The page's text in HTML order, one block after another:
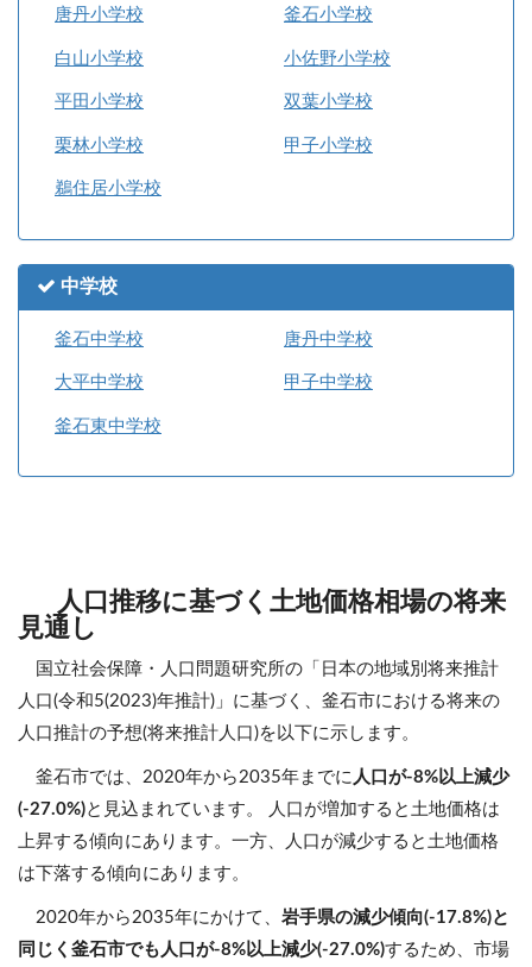
唐丹小学校 釜石小学校
白山小学校 小佐野小学校
平田小学校 双葉小学校
栗林小学校 甲子小学校
鵜住居小学校
中学校
釜石中学校 唐丹中学校
大平中学校 甲子中学校
釜石東中学校
人口推移に基づく土地価格相場の将来
見通し
国立社会保障・人口問題研究所の「日本の地域別将来推計
人口(令和5(2023)年推計)」に基づく、釜石市における将来の
人口推計の予想(将来推計人口)を以下に示します。
釜石市では、2020年から2035年までに 人口が-8%以上減少
(-27.0%)と見込まれています。 人口が増加すると土地価格は
上昇する傾向にあります。一方、人口が減少すると土地価格
は下落する傾向にあります。
2020年から2035年にかけて、 岩手県の減少傾向(-17.8%)と
同じく釜石市でも人口が-8%以上減少(-27.0%)するため、市場